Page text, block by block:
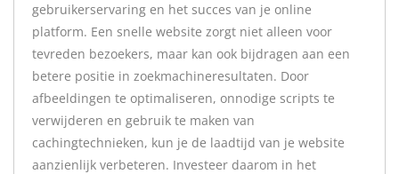
gebruikerservaring en het succes van je online
platform. Een snelle website zorgt niet alleen voor
tevreden bezoekers, maar kan ook bijdragen aan een
betere positie in zoekmachineresultaten. Door
afbeeldingen te optimaliseren, onnodige scripts te
verwijderen en gebruik te maken van
cachingtechnieken, kun je de laadtijd van je website
aanzienlijk verbeteren. Investeer daarom in het